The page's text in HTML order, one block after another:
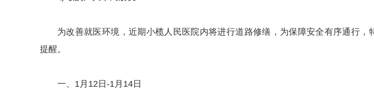
为改善就医环境，近期小榄人民医院内将进行道路修缮，为保障安全有序通行，
提醒。
一、1月12日-1月14日